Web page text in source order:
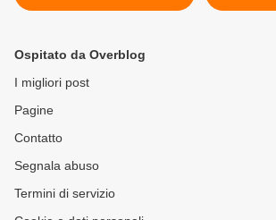
Ospitato da Overblog
I migliori post
Pagine
Contatto
Segnala abuso
Termini di servizio